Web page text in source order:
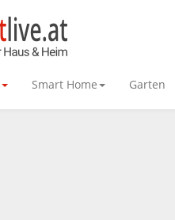
Smart Home Garten